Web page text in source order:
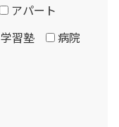
アパート
学習塾
病院